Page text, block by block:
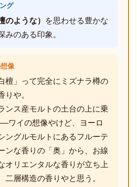
グ
のような）
を思わせる豊かな
みのある印象。
像
檀」って完全にミズナラ樽の
りや。
ンス産モルトの土台の上に乗
ワイの想像やけど、ヨーロ
ングルモルトにあるフルーテ
ンな香りの「奥」から、お線
オリエンタルな香りが立ち上
二層構造の香りやと思う。